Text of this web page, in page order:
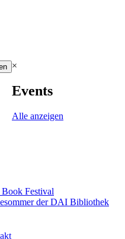
×
Events
Alle anzeigen
Book Festival
der DAI Bibliothek